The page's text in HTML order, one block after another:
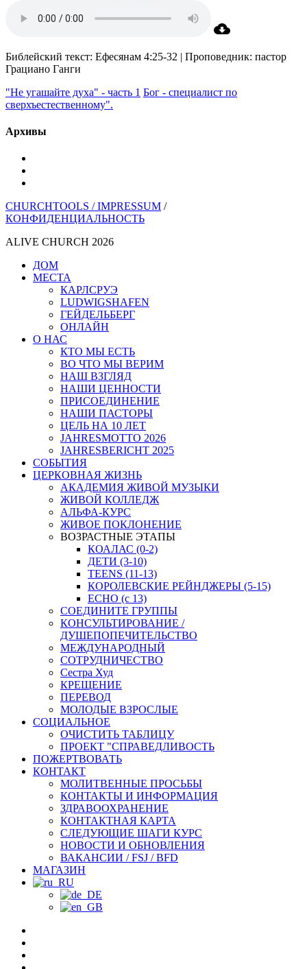
Библейский текст: Ефесянам 4:25-32 | Проповедник: пастор
Грациано Ганги
"Не угашайте духа" - часть 1 Бог - специалист по
сверхъестественному".
Архивы
CHURCHTOOLS /IMPRESSUM /
КОНФИДЕНЦИАЛЬНОСТЬ
ALIVE CHURCH 2026
Закрыть
меню
ДОМ
МЕСТА
КАРЛСРУЭ
LUDWIGSHAFEN
ГЕЙДЕЛЬБЕРГ
ОНЛАЙН
О НАС
КТО МЫ ЕСТЬ
ВО ЧТО МЫ ВЕРИМ
НАШ ВЗГЛЯД
НАШИ ЦЕННОСТИ
ПРИСОЕДИНЕНИЕ
НАШИ ПАСТОРЫ
ЦЕЛЬ НА 10 ЛЕТ
JAHRESMOTTO 2026
JAHRESBERICHT 2025
СОБЫТИЯ
ЦЕРКОВНАЯ ЖИЗНЬ
АКАДЕМИЯ ЖИВОЙ МУЗЫКИ
ЖИВОЙ КОЛЛЕДЖ
АЛЬФА-КУРС
ЖИВОЕ ПОКЛОНЕНИЕ
ВОЗРАСТНЫЕ ЭТАПЫ
КОАЛАС (0-2)
ДЕТИ (3-10)
TEENS (11-13)
КОРОЛЕВСКИЕ РЕЙНДЖЕРЫ (5-15)
ECHO (с 13)
СОЕДИНИТЕ ГРУППЫ
КОНСУЛЬТИРОВАНИЕ /
ДУШЕПОПЕЧИТЕЛЬСТВО
МЕЖДУНАРОДНЫЙ
СОТРУДНИЧЕСТВО
Сестра Худ
КРЕЩЕНИЕ
ПЕРЕВОД
МОЛОДЫЕ ВЗРОСЛЫЕ
СОЦИАЛЬНОЕ
ОЧИСТИТЬ ТАБЛИЦУ
ПРОЕКТ "СПРАВЕДЛИВОСТЬ
ПОЖЕРТВОВАТЬ
КОНТАКТ
МОЛИТВЕННЫЕ ПРОСЬБЫ
КОНТАКТЫ И ИНФОРМАЦИЯ
ЗДРАВООХРАНЕНИЕ
КОНТАКТНАЯ КАРТА
СЛЕДУЮЩИЕ ШАГИ КУРС
НОВОСТИ И ОБНОВЛЕНИЯ
ВАКАНСИИ / FSJ / BFD
МАГАЗИН